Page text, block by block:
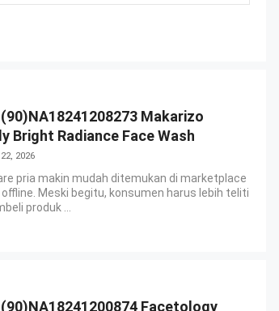
Makarizo
Bright Radiance Face Wash
2026
pria makin mudah ditemukan di marketplace
Meski begitu, konsumen harus lebih teliti
produk ...
Facetology